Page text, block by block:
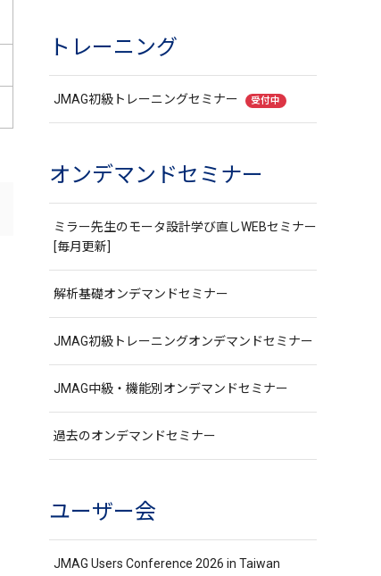
トレーニング
JMAG初級トレーニングセミナー 受付中
オンデマンドセミナー
ミラー先生のモータ設計学び直しWEBセミナー
[毎月更新]
解析基礎オンデマンドセミナー
JMAG初級トレーニングオンデマンドセミナー
JMAG中級・機能別オンデマンドセミナー
過去のオンデマンドセミナー
ユーザー会
JMAG Users Conference 2026 in Taiwan